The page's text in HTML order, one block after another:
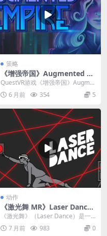
策略
《增强帝国》Augmented E
mpire
QuestVR游戏《增强帝国》Augme
nted Empire 是一款将战术策略...
6 月前 354 5
动作
《激光舞 MR》Laser Dance
v0.9.0.724
《激光舞》（Laser Dance）是一
款非常有创意的混合现实（MR）游
戏，它能...
7 月前 983 0